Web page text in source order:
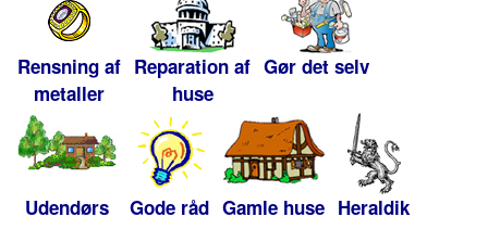
Rensning af
metaller
Reparation af
huse
Gør det selv
Udendørs Gode råd Gamle huse Heraldik